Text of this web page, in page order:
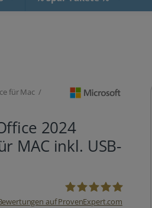
für Mac /
2024
MAC inkl. USB-
auf ProvenExpert.com